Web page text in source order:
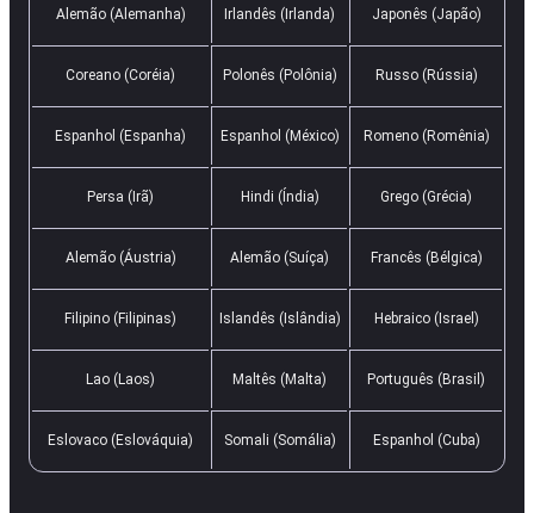
Alemão (Alemanha) Irlandês (Irlanda) Japonês (Japão)
Coreano (Coréia) Polonês (Polônia) Russo (Rússia)
Espanhol (Espanha) Espanhol (México) Romeno (Romênia)
Persa (Irã) Hindi (Índia) Grego (Grécia)
Alemão (Áustria) Alemão (Suíça) Francês (Bélgica)
Filipino (Filipinas) Islandês (Islândia) Hebraico (Israel)
Lao (Laos) Maltês (Malta) Português (Brasil)
Eslovaco (Eslováquia) Somali (Somália) Espanhol (Cuba)